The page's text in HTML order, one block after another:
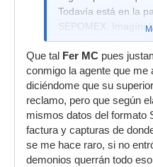
Todavía está en la
SEPOMEX.
relevos... la más
puedes empezar a
Esa es mi
Que tal Fer MC pues
conmigo la agente que me
diciéndome que su
reclamo, pero que según
mismos datos del formato
factura y capturas de
se me hace raro, si no
demonios querrán todo